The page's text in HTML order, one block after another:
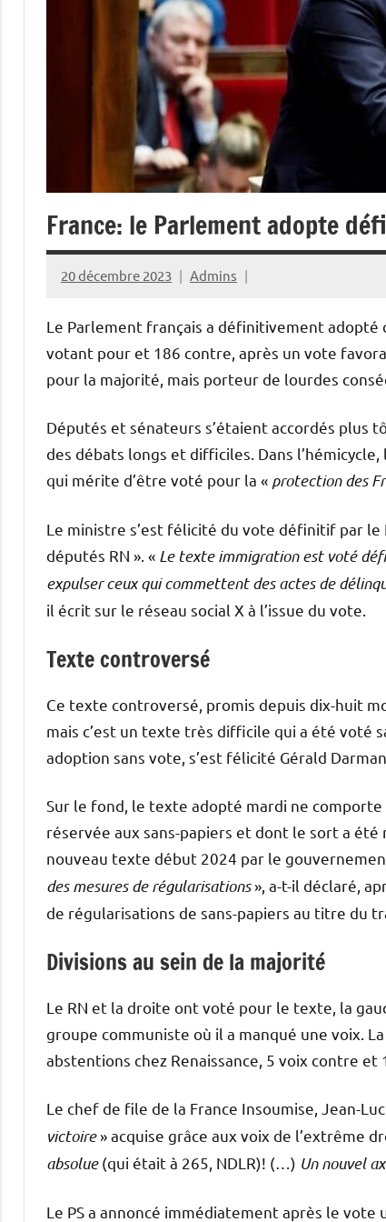
France: le Parlement adopte
20 décembre 2023 Admins
Le Parlement français a définitivement
votant pour et 186 contre, après un vote
pour la majorité, mais porteur de lourdes
Députés et sénateurs s’étaient accordés plus
des débats longs et difficiles. Dans
qui mérite d’être voté pour la « protection des
Le ministre s’est félicité du vote définitif par
députés RN ». « Le texte immigration est voté
expulser ceux qui commettent des actes de
il écrit sur le réseau social X à l’issue du vote.
Texte controversé
Ce texte controversé, promis depuis dix-huit
mais c’est un texte très difficile qui a été voté
adoption sans vote, s’est félicité Gérald
Sur le fond, le texte adopté mardi ne comporte
réservée aux sans-papiers et dont le sort a
nouveau texte début 2024 par le
des mesures de régularisations», a-t-il déclaré,
de régularisations de sans-papiers au titre du
Divisions au sein de la majorité
Le RN et la droite ont voté pour le texte, la
groupe communiste où il a manqué une voix.
abstentions chez Renaissance, 5 voix contre
Le chef de file de la France Insoumise, Jean-
victoire» acquise grâce aux voix de l’extrême
absolue(qui était à 265, NDLR)! (…) Un nouvel
Le PS a annoncé immédiatement après le